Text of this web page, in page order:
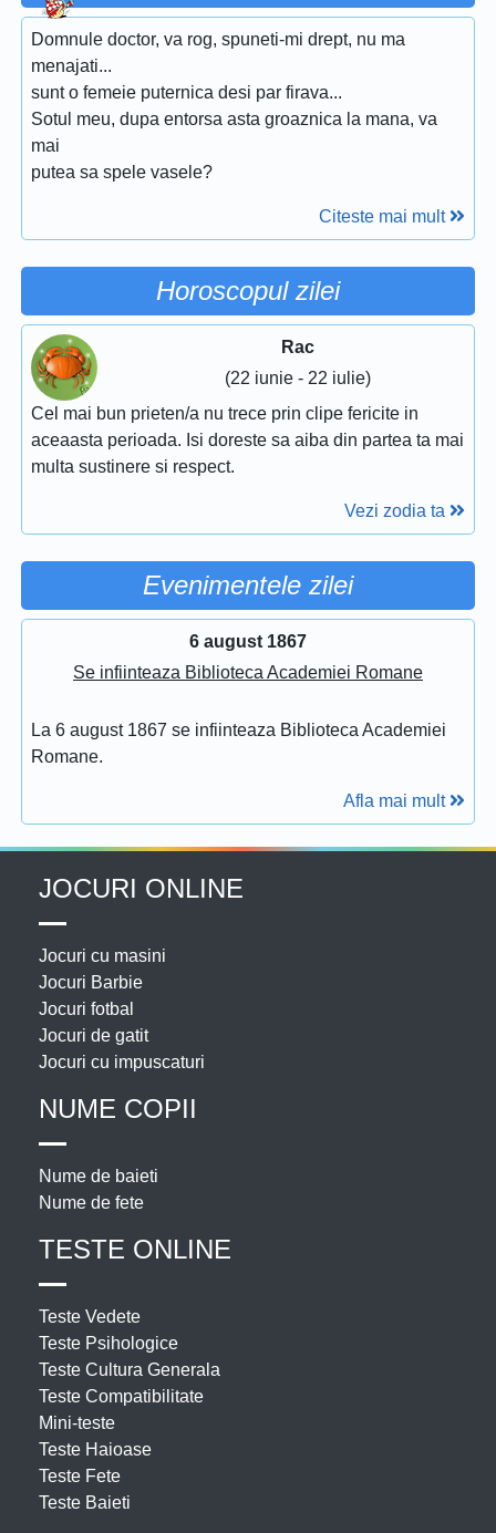
Domnule doctor, va rog, spuneti-mi drept, nu ma
menajati...
sunt o femeie puternica desi par firava...
Sotul meu, dupa entorsa asta groaznica la mana, va
mai
putea sa spele vasele?
Citeste mai mult
Horoscopul zilei
Rac
(22 iunie - 22 iulie)
Cel mai bun prieten/a nu trece prin clipe fericite in
aceaasta perioada. Isi doreste sa aiba din partea ta mai
multa sustinere si respect.
Vezi zodia ta
Evenimentele zilei
6 august 1867
Se infiinteaza Biblioteca Academiei Romane
La 6 august 1867 se infiinteaza Biblioteca Academiei
Romane.
Afla mai mult
JOCURI ONLINE
Jocuri cu masini
Jocuri Barbie
Jocuri fotbal
Jocuri de gatit
Jocuri cu impuscaturi
NUME COPII
Nume de baieti
Nume de fete
TESTE ONLINE
Teste Vedete
Teste Psihologice
Teste Cultura Generala
Teste Compatibilitate
Mini-teste
Teste Haioase
Teste Fete
Teste Baieti